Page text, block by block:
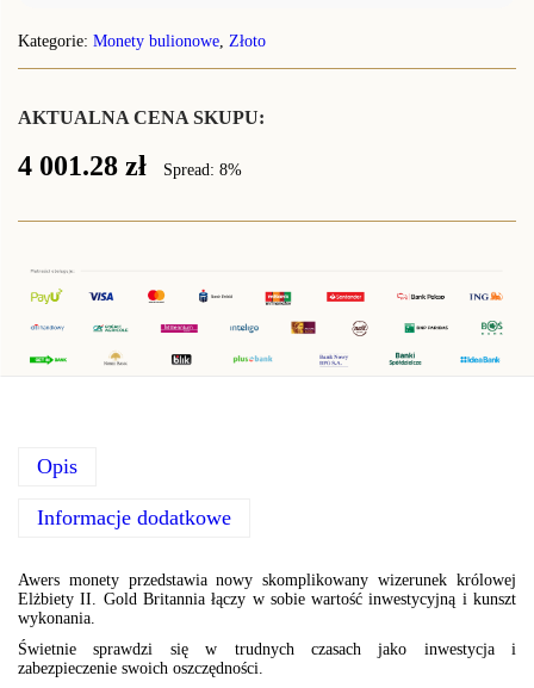
Kategorie: Monety bulionowe Złoto
AKTUALNA CENA SKUPU:
4 001.28 zł Spread: 8%
Opis
Informacje dodatkowe
Awers monety przedstawia nowy skomplikowany wizerunek królowej
Elżbiety II. Gold Britannia łączy w sobie wartość inwestycyjną i kunszt
wykonania.
Świetnie sprawdzi się w trudnych czasach jako inwestycja i
zabezpieczenie swoich oszczędności.